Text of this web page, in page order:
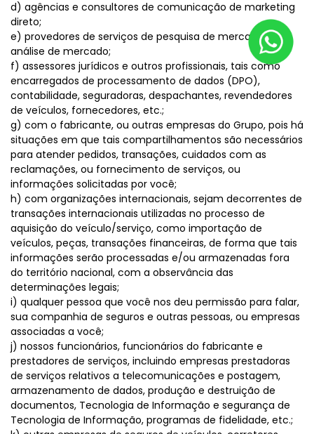
d) agências e consultores de comunicação de marketing
direto;
e) provedores de serviços de pesquisa de mercado e
análise de mercado;
f) assessores jurídicos e outros profissionais, tais como
encarregados de processamento de dados (DPO),
contabilidade, seguradoras, despachantes, revendedores
de veículos, fornecedores, etc.;
g) com o fabricante, ou outras empresas do Grupo, pois há
situações em que tais compartilhamentos são necessários
para atender pedidos, transações, cuidados com as
reclamações, ou fornecimento de serviços, ou
informações solicitadas por você;
h) com organizações internacionais, sejam decorrentes de
transações internacionais utilizadas no processo de
aquisição do veículo/serviço, como importação de
veículos, peças, transações financeiras, de forma que tais
informações serão processadas e/ou armazenadas fora
do território nacional, com a observância das
determinações legais;
i) qualquer pessoa que você nos deu permissão para falar,
sua companhia de seguros e outras pessoas, ou empresas
associadas a você;
j) nossos funcionários, funcionários do fabricante e
prestadores de serviços, incluindo empresas prestadoras
de serviços relativos a telecomunicações e postagem,
armazenamento de dados, produção e destruição de
documentos, Tecnologia de Informação e segurança de
Tecnologia de Informação, programas de fidelidade, etc.;